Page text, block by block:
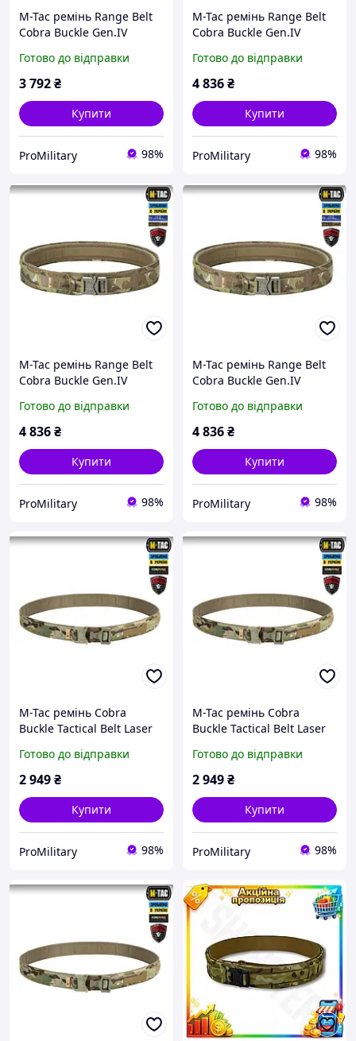
M-Tac ремінь Range Belt
Cobra Buckle Gen.IV
тактичний 3XL
Готово до відправки
3 792₴
Купити
ProMilitary 98%
M-Tac ремінь Range Belt
Cobra Buckle Gen.IV
тактичний M/L
Готово до відправки
4 836₴
Купити
ProMilitary 98%
M-Tac ремінь Range Belt
Cobra Buckle Gen.IV
тактичний XL/2XL
Готово до відправки
4 836₴
Купити
ProMilitary 98%
M-Tac ремінь Range Belt
Cobra Buckle Gen.IV
тактичний 3XL
Готово до відправки
4 836₴
Купити
ProMilitary 98%
M-Tac ремінь Cobra
Buckle Tactical Belt Laser
тактичний M/L
Готово до відправки
2 949₴
Купити
ProMilitary 98%
M-Tac ремінь Cobra
Buckle Tactical Belt Laser
тактичний XL/2XL
Готово до відправки
2 949₴
Купити
ProMilitary 98%